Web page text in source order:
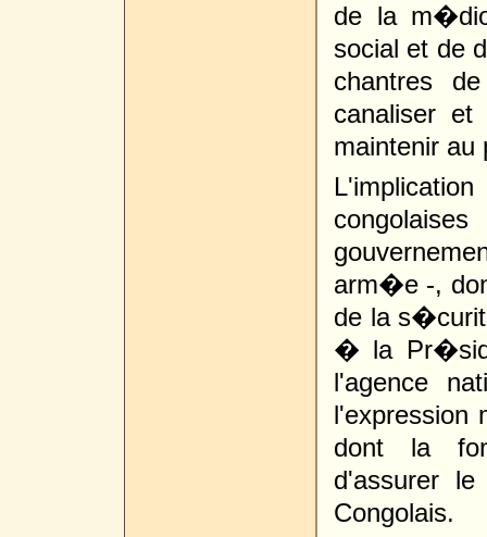
de la
social et de
chantres
canaliser
maintenir au
arm�e -,
de la
� la
l'agence
dont la
d'assurer
Congolais.